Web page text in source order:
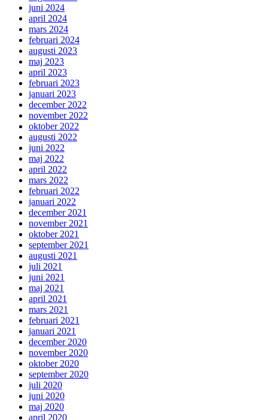
juni 2024
april 2024
mars 2024
februari 2024
augusti 2023
maj 2023
april 2023
februari 2023
januari 2023
december 2022
november 2022
oktober 2022
augusti 2022
juni 2022
maj 2022
april 2022
mars 2022
februari 2022
januari 2022
december 2021
november 2021
oktober 2021
september 2021
augusti 2021
juli 2021
juni 2021
maj 2021
april 2021
mars 2021
februari 2021
januari 2021
december 2020
november 2020
oktober 2020
september 2020
juli 2020
juni 2020
maj 2020
april 2020